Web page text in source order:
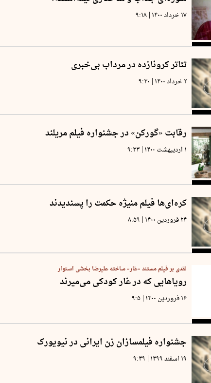
۱۷ خرداد ۱۴۰۰ | ۹:۱۸
تئاتر کرونازده در مرداب بی‌خبری
۲ خرداد ۱۴۰۰ | ۹:۳۰
رقابت «گورکن» در جشنواره‌ فیلم مریلند
۱ اردیبهشت ۱۴۰۰ | ۹:۳۳
کره‌ای‌ها فیلم منیژه حکمت را پسندیدند
۲۴ فروردین ۱۴۰۰ | ۸:۵۹
نقدی بر فیلم مستند «غار» ساخته علیرضا بخشی استوار
رویاهایی که در غار کودکی می‌میرند
۱۶ فروردین ۱۴۰۰ | ۹:۵
جشنواره فیلمسازان زن ایرانی در نیویورک
۱۹ اسفند ۱۳۹۹ | ۹:۳۹